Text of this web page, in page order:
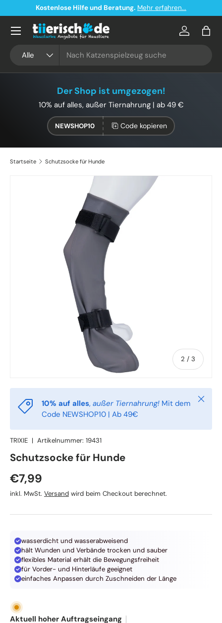
Direkt zum Inhalt
Kostenlose Hilfe und Beratung. Mehr erfahren...
Alle
Konto
Der Shop ist umgezogen!
10% auf alles, außer Tiernahrung | ab 49 €
NEWSHOP10 Code kopieren
Startseite Schutzsocke für Hunde
Zu Produktinformationen springen
Bild 2 ist nun in der Galerieansicht verfügbar
2 / von
3
10% auf alles, außer Tiernahrung! Mit dem
Code NEWSHOP10 | Ab 49€
TRIXIE | Artikelnummer: 19431
TRIXIE
Schutzsocke für Hunde
Normaler Preis
€7,99
inkl. MwSt. Versand wird beim Checkout berechnet.
wasserdicht und wasserabweisend
hält Wunden und Verbände trocken und sauber
flexibles Material erhält die Bewegungsfreiheit
für Vorder- und Hinterläufe geeignet
einfaches Anpassen durch Zuschneiden der Länge
Aktuell hoher Auftragseingang